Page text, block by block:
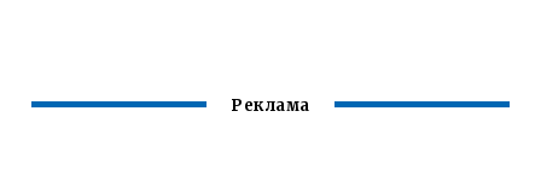
Реклама